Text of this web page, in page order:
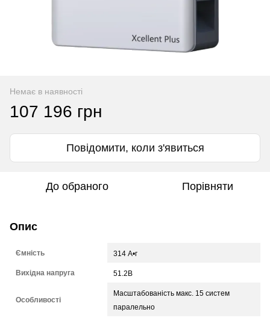
Немає в наявності
107 196 грн
Повідомити, коли з'явиться
До обраного Порівняти
Опис
Ємність 314 А•г
Вихідна напруга 51.2В
Особливості
Масштабованість макс. 15 систем
паралельно